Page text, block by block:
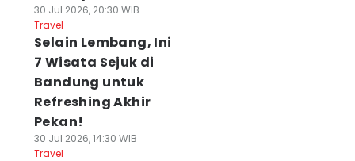
30 Jul 2026, 20:30 WIB
Travel
Selain Lembang, Ini
7 Wisata Sejuk di
Bandung untuk
Refreshing Akhir
Pekan!
30 Jul 2026, 14:30 WIB
Travel